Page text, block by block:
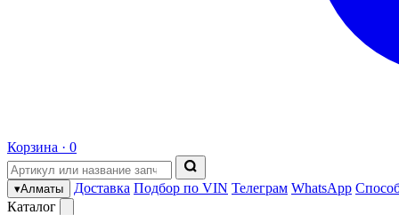
Корзина · 0
▾Алматы Доставка Подбор по VIN Телеграм WhatsApp
Каталог